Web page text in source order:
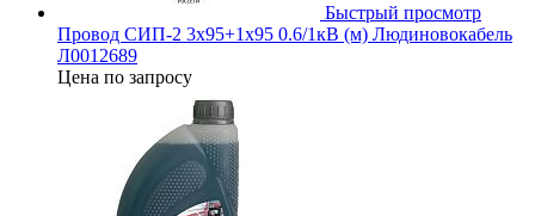
Быстрый просмотр
Провод СИП-2 3х95+1х95 0.6/1кВ (м) Людиновокабель
Л0012689
Цена по запросу